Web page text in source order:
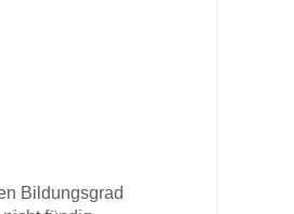
Bildungsgrad